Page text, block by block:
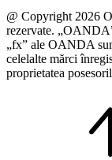
@ Copyright 2026
rezervate.
„fx” ale OANDA
celelalte mărci
proprietatea